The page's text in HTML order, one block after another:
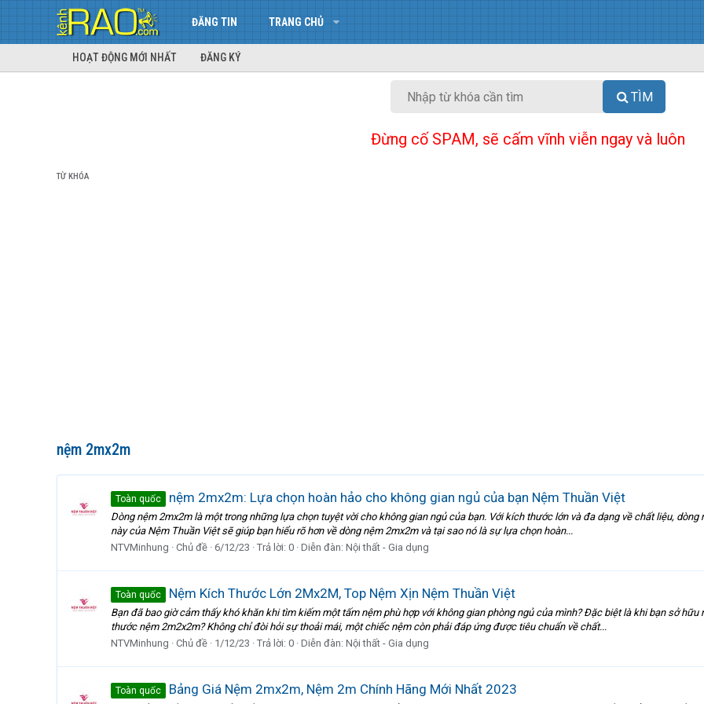
ĐĂNG TIN TRANG CHỦ
HOẠT ĐỘNG MỚI NHẤT ĐĂNG KÝ
TÌM
Đừng cố SPAM, sẽ cấm vĩnh viễn ngay và luôn
TỪ KHÓA
nệm 2mx2m
Toàn quốc nệm 2mx2m: Lựa chọn hoàn hảo cho không gian ngủ của bạn Nệm Thuần Việt
Dòng nệm 2mx2m là một trong những lựa chọn tuyệt vời cho không gian ngủ của bạn. Với kích thước lớn và đa dạng về chất liệu,
này của Nệm Thuần Việt sẽ giúp bạn hiểu rõ hơn về dòng nệm 2mx2m và tại sao nó là sự lựa chọn hoàn...
NTVMinhung
Chủ đề 6/12/23 Trả lời: 0 Diễn đàn: Nội thất - Gia dụng
Toàn quốc Nệm Kích Thước Lớn 2Mx2M, Top Nệm Xịn Nệm Thuần Việt
Bạn đã bao giờ cảm thấy khó khăn khi tìm kiếm một tấm nệm phù hợp với không gian phòng ngủ của mình? Đặc biệt là khi bạn sở
thước nệm 2m2x2m? Không chỉ đòi hỏi sự thoải mái, một chiếc nệm còn phải đáp ứng được tiêu chuẩn về chất...
NTVMinhung
Chủ đề 1/12/23 Trả lời: 0 Diễn đàn: Nội thất - Gia dụng
Toàn quốc Bảng Giá Nệm 2mx2m, Nệm 2m Chính Hãng Mới Nhất 2023